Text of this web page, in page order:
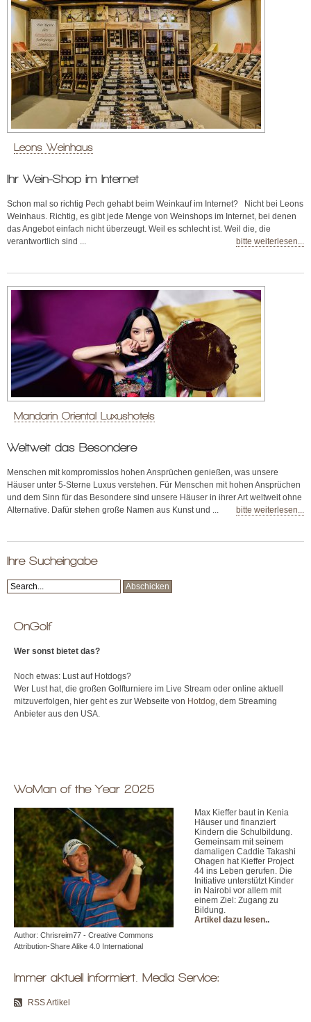
Leons Weinhaus
Ihr Wein-Shop im Internet
Schon mal so richtig Pech gehabt beim Weinkauf im Internet? Nicht bei Leons
Weinhaus. Richtig, es gibt jede Menge von Weinshops im Internet, bei denen
das Angebot einfach nicht überzeugt. Weil es schlecht ist. Weil die, die
verantwortlich sind ...
bitte weiterlesen...
Mandarin Oriental Luxushotels
Weltweit das Besondere
Menschen mit kompromisslos hohen Ansprüchen genießen, was unsere
Häuser unter 5-Sterne Luxus verstehen. Für Menschen mit hohen Ansprüchen
und dem Sinn für das Besondere sind unsere Häuser in ihrer Art weltweit ohne
Alternative. Dafür stehen große Namen aus Kunst und ...
bitte weiterlesen...
Ihre Sucheingabe
OnGolf
Wer sonst bietet das?
Noch etwas: Lust auf Hotdogs?
Wer Lust hat, die großen Golfturniere im Live Stream oder online aktuell
mitzuverfolgen, hier geht es zur Webseite von Hotdog , dem Streaming
Anbieter aus den USA.
WoMan of the Year 2025
Author: Chrisreim77 - Creative Commons
Attribution-Share Alike 4.0 International
Max Kieffer baut in Kenia
Häuser und finanziert
Kindern die Schulbildung.
Gemeinsam mit seinem
damaligen Caddie Takashi
Ohagen hat Kieffer Project
44 ins Leben gerufen. Die
Initiative unterstützt Kinder
in Nairobi vor allem mit
einem Ziel: Zugang zu
Bildung.
Artikel dazu lesen..
Immer aktuell informiert. Media Service:
RSS Artikel